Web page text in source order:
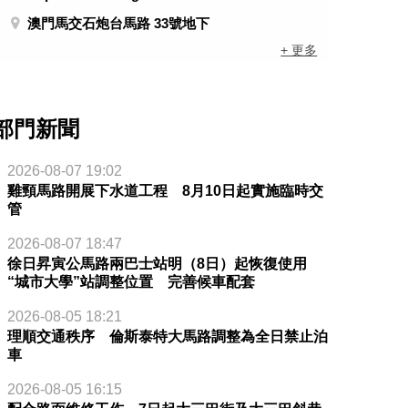
澳門馬交石炮台馬路 33號地下
+ 更多
門新聞
2026-08-07 19:02
雞頸馬路開展下水道工程 8月10日起實施臨時交
管
2026-08-07 18:47
徐日昇寅公馬路兩巴士站明（8日）起恢復使用
“城市大學”站調整位置 完善候車配套
2026-08-05 18:21
理順交通秩序 倫斯泰特大馬路調整為全日禁止泊
車
2026-08-05 16:15